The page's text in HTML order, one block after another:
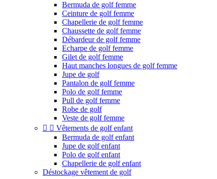
Bermuda de golf femme
Ceinture de golf femme
Chapellerie de golf femme
Chaussette de golf femme
Débardeur de golf femme
Echarpe de golf femme
Gilet de golf femme
Haut manches longues de golf femme
Jupe de golf
Pantalon de golf femme
Polo de golf femme
Pull de golf femme
Robe de golf
Veste de golf femme
  Vêtements de golf enfant
Bermuda de golf enfant
Jupe de golf enfant
Polo de golf enfant
Chapellerie de golf enfant
Déstockage vêtement de golf